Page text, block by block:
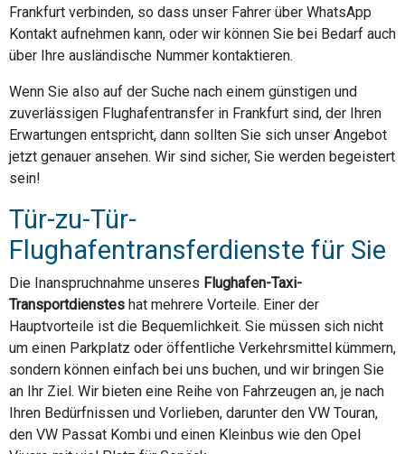
Frankfurt verbinden, so dass unser Fahrer über WhatsApp
Kontakt aufnehmen kann, oder wir können Sie bei Bedarf auch
über Ihre ausländische Nummer kontaktieren.
Wenn Sie also auf der Suche nach einem günstigen und
zuverlässigen Flughafentransfer in Frankfurt sind, der Ihren
Erwartungen entspricht, dann sollten Sie sich unser Angebot
jetzt genauer ansehen. Wir sind sicher, Sie werden begeistert
sein!
Tür-zu-Tür-
Flughafentransferdienste für Sie
Die Inanspruchnahme unseres Flughafen-Taxi-
Transportdienstes hat mehrere Vorteile. Einer der
Hauptvorteile ist die Bequemlichkeit. Sie müssen sich nicht
um einen Parkplatz oder öffentliche Verkehrsmittel kümmern,
sondern können einfach bei uns buchen, und wir bringen Sie
an Ihr Ziel. Wir bieten eine Reihe von Fahrzeugen an, je nach
Ihren Bedürfnissen und Vorlieben, darunter den VW Touran,
den VW Passat Kombi und einen Kleinbus wie den Opel